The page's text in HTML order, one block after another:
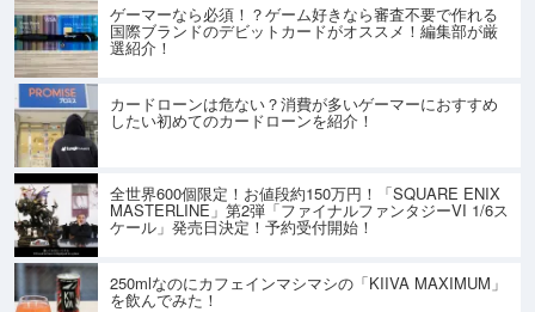
ゲーマーなら必須！？ゲーム好きなら審査不要で作れる
国際ブランドのデビットカードがオススメ！編集部が厳
選紹介！
カードローンは危ない？消費が多いゲーマーにおすすめ
したい初めてのカードローンを紹介！
全世界600個限定！お値段約150万円！「SQUARE ENIX
MASTERLINE」第2弾「ファイナルファンタジーVI 1/6ス
ケール」発売日決定！予約受付開始！
250mlなのにカフェインマシマシの「KIIVA MAXIMUM」
を飲んでみた！